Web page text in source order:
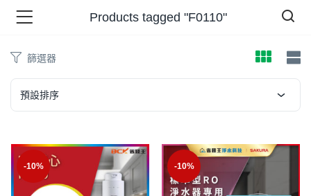
)
)
)
Products tagged "F0110"
篩選器
預設排序
-10% -10%